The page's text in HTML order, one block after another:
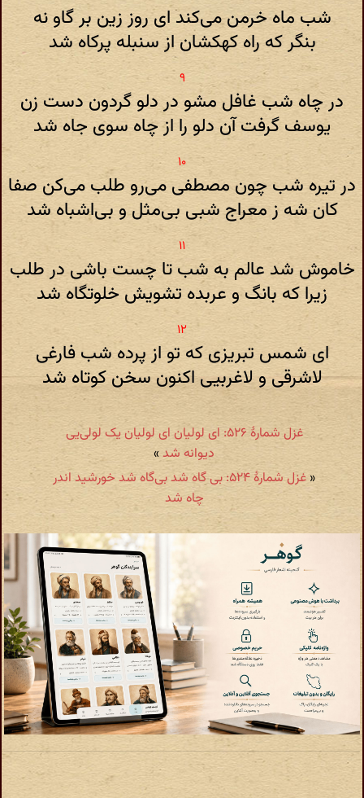
شب ماه خرمن می‌کند ای روز زین بر گاو نه
بنگر که راه کهکشان از سنبله پرکاه شد
در چاه شب غافل مشو در دلو گردون دست زن
یوسف گرفت آن دلو را از چاه سوی جاه شد
در تیره شب چون مصطفی می‌رو طلب می‌کن صفا
کان شه ز معراج شبی بی‌مثل و بی‌اشباه شد
خاموش شد عالم به شب تا چست باشی در طلب
زیرا که بانگ و عربده تشویش خلوتگاه شد
ای شمس تبریزی که تو از پرده شب فارغی
لاشرقی و لاغربیی اکنون سخن کوتاه شد
غزل شمارهٔ ۵۲۶: ای لولیان ای لولیان یک لولی‌یی
دیوانه شد»
«
غزل شمارهٔ ۵۲۴: بی گاه شد بی‌گاه شد خورشید اندر
چاه شد